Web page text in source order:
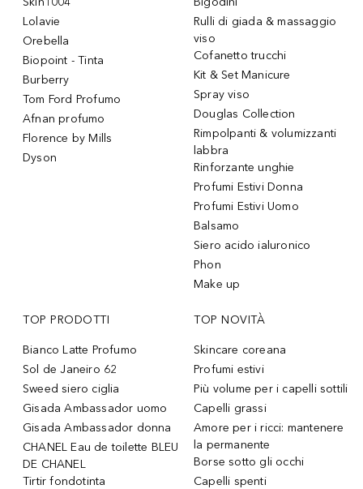
Lolavie
Orebella
Biopoint - Tinta
Burberry
Tom Ford Profumo
Afnan profumo
Florence by Mills
Dyson
Rulli di giada & massaggio
viso
Cofanetto trucchi
Kit & Set Manicure
Spray viso
Douglas Collection
Rimpolpanti & volumizzanti
labbra
Rinforzante unghie
Profumi Estivi Donna
Profumi Estivi Uomo
Balsamo
Siero acido ialuronico
Phon
Make up
TOP PRODOTTI
Bianco Latte Profumo
Sol de Janeiro 62
Sweed siero ciglia
Gisada Ambassador uomo
Gisada Ambassador donna
CHANEL Eau de toilette BLEU
DE CHANEL
Tirtir fondotinta
TOP NOVITÀ
Skincare coreana
Profumi estivi
Più volume per i capelli sottili
Capelli grassi
Amore per i ricci: mantenere
la permanente
Borse sotto gli occhi
Capelli spenti